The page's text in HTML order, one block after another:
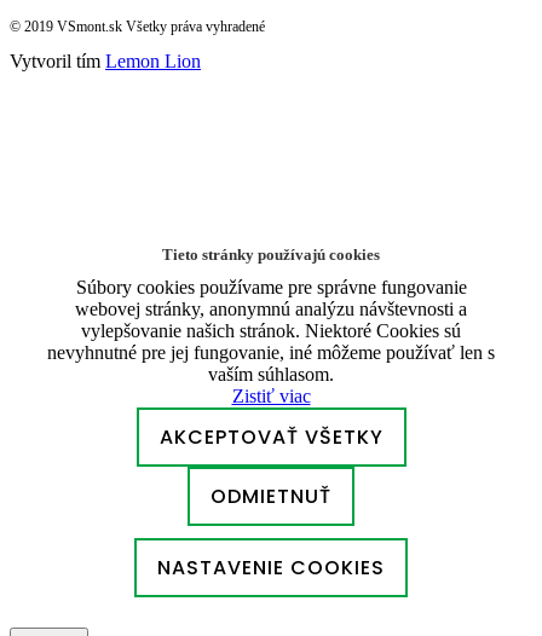
© 2019 VSmont.sk Všetky práva vyhradené
Vytvoril tím Lemon Lion
Tieto stránky používajú cookies
Súbory cookies používame pre správne fungovanie
webovej stránky, anonymnú analýzu návštevnosti a
vylepšovanie našich stránok. Niektoré Cookies sú
nevyhnutné pre jej fungovanie, iné môžeme používať len s
vaším súhlasom.
Zistiť viac
AKCEPTOVAŤ VŠETKY
ODMIETNUŤ
NASTAVENIE COOKIES